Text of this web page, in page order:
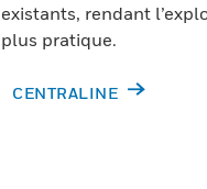
existants, rendant
plus pratique.
CENTRALINE